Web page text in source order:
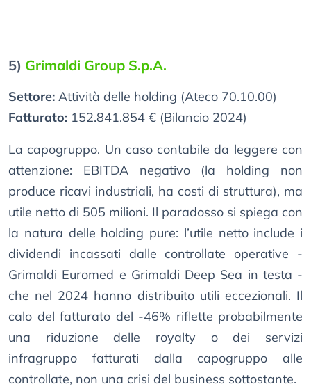
5) Grimaldi Group S.p.A.
Settore: Attività delle holding (Ateco 70.10.00)
Fatturato: 152.841.854 € (Bilancio 2024)
La capogruppo. Un caso contabile da leggere con
attenzione: EBITDA negativo (la holding non
produce ricavi industriali, ha costi di struttura), ma
utile netto di 505 milioni. Il paradosso si spiega con
la natura delle holding pure: l’utile netto include i
dividendi incassati dalle controllate operative -
Grimaldi Euromed e Grimaldi Deep Sea in testa -
che nel 2024 hanno distribuito utili eccezionali. Il
calo del fatturato del -46% riflette probabilmente
una riduzione delle royalty o dei servizi
infragruppo fatturati dalla capogruppo alle
controllate, non una crisi del business sottostante.